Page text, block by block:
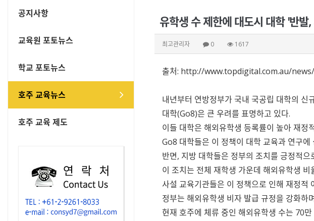
공지사항
교육원 포토뉴스
학교 포토뉴스
호주 교육뉴스
호주 교육 제도
유학생 수 제한에 대도시 대학 '반발
최고관리자 0 1617
출처: http://www.topdigital.com.au/
내년부터 연방정부가 국내 국공립 대학의
대학(Go8)은 큰 우려를 표명하고 있다.
이들 대학은 해외유학생 등록률이 높아 재
Go8 대학들은 이 정책이 대학 교육과 연구
반면, 지방 대학들은 정부의 조치를 긍정적
이 조치는 전체 재학생 가운데 해외유학생
사설 교육기관들은 이 정책으로 인해 재정적
정부는 해외유학생 비자 발급 규정을 강화하
현재 호주에 체류 중인 해외유학생 수는 70